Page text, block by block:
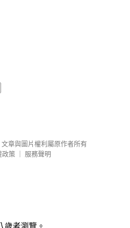
文章與圖片權利屬原作者所有
政策
服務聲明
歲者瀏覽。